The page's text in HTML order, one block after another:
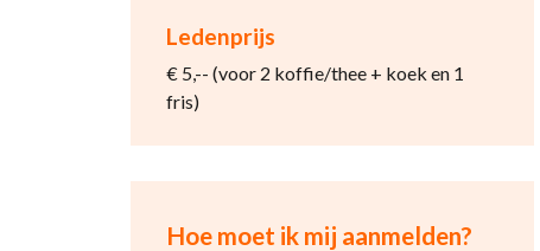
Ledenprijs
€ 5,-- (voor 2 koffie/thee + koek en 1
fris)
Hoe moet ik mij aanmelden?